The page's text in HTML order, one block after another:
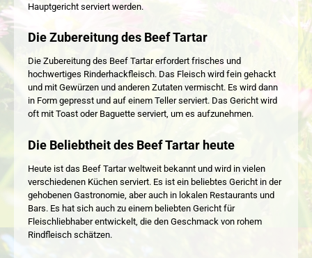
Hauptgericht serviert werden.
Die Zubereitung des Beef Tartar
Die Zubereitung des Beef Tartar erfordert frisches und
hochwertiges Rinderhackfleisch. Das Fleisch wird fein gehackt
und mit Gewürzen und anderen Zutaten vermischt. Es wird dann
in Form gepresst und auf einem Teller serviert. Das Gericht wird
oft mit Toast oder Baguette serviert, um es aufzunehmen.
Die Beliebtheit des Beef Tartar heute
Heute ist das Beef Tartar weltweit bekannt und wird in vielen
verschiedenen Küchen serviert. Es ist ein beliebtes Gericht in der
gehobenen Gastronomie, aber auch in lokalen Restaurants und
Bars. Es hat sich auch zu einem beliebten Gericht für
Fleischliebhaber entwickelt, die den Geschmack von rohem
Rindfleisch schätzen.